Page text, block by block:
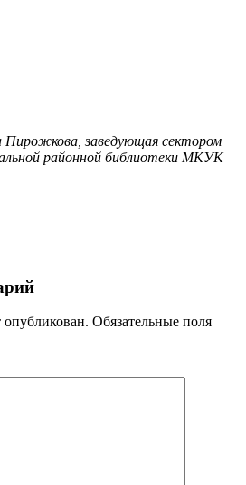
Пирожкова, заведующая сектором
районной библиотеки МКУК
Обязательные поля